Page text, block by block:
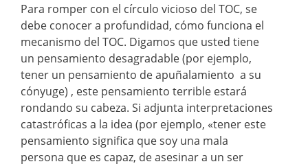
Para romper con el círculo vicioso del TOC, se
debe conocer a profundidad, cómo funciona el
mecanismo del TOC. Digamos que usted tiene
un pensamiento desagradable (por ejemplo,
tener un pensamiento de apuñalamiento a su
cónyuge) , este pensamiento terrible estará
rondando su cabeza. Si adjunta interpretaciones
catastróficas a la idea (por ejemplo, «tener este
pensamiento significa que soy una mala
persona que es capaz, de asesinar a un ser